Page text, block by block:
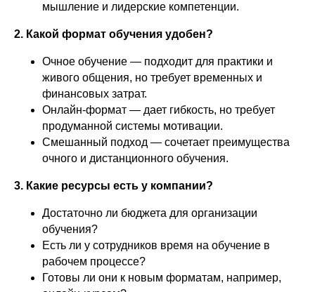
мышление и лидерские компетенции.
2. Какой формат обучения удобен?
Очное обучение — подходит для практики и
живого общения, но требует временных и
финансовых затрат.
Онлайн-формат — дает гибкость, но требует
продуманной системы мотивации.
Смешанный подход — сочетает преимущества
очного и дистанционного обучения.
3. Какие ресурсы есть у компании?
Достаточно ли бюджета для организации
обучения?
Есть ли у сотрудников время на обучение в
рабочем процессе?
Готовы ли они к новым форматам, например,